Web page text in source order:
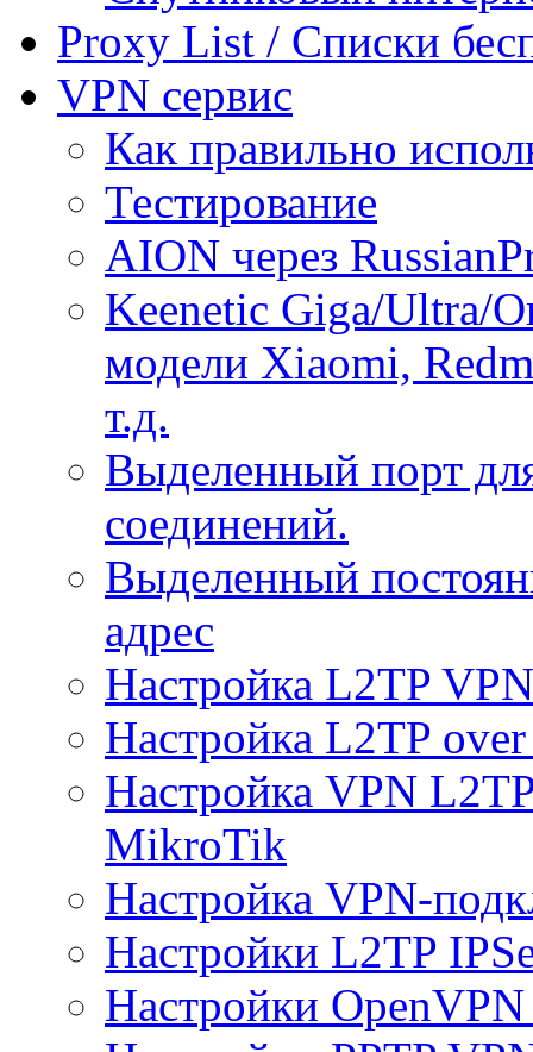
Proxy List / Списки
VPN сервис
Как правильно
Тестирование
AION через
Keenetic Giga/Ultra/
модели Xiaomi,
т.д.
Выделенный порт
соединений.
Выделенный
адрес
Настройка L2TP
Настройка L2TP
Настройка VPN
MikroTik
Настройка VPN-
Настройки L2TP
Настройки